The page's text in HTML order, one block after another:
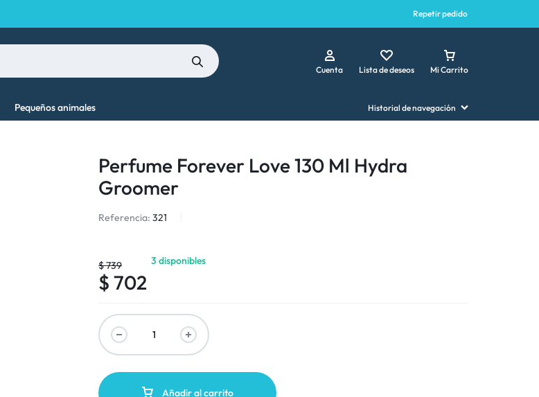
Repetir pedido
Cuenta Lista de deseos Mi Carrito
Pequeños animales Historial de navegación
Perfume Forever Love 130 Ml Hydra
Groomer
Referencia: 321
$739
$ 702
3 disponibles
Añadir al carrito